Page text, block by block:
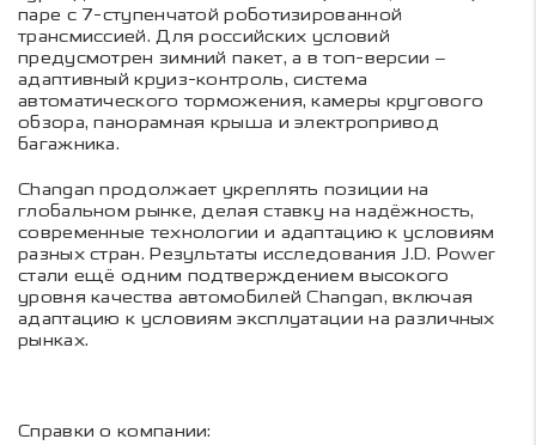
паре с 7-ступенчатой роботизированной
трансмиссией. Для российских условий
предусмотрен зимний пакет, а в топ-версии –
адаптивный круиз-контроль, система
автоматического торможения, камеры кругового
обзора, панорамная крыша и электропривод
багажника.
Changan продолжает укреплять позиции на
глобальном рынке, делая ставку на надёжность,
современные технологии и адаптацию к условиям
разных стран. Результаты исследования J.D. Power
стали ещё одним подтверждением высокого
уровня качества автомобилей Changan, включая
адаптацию к условиям эксплуатации на различных
рынках.
Справки о компании: